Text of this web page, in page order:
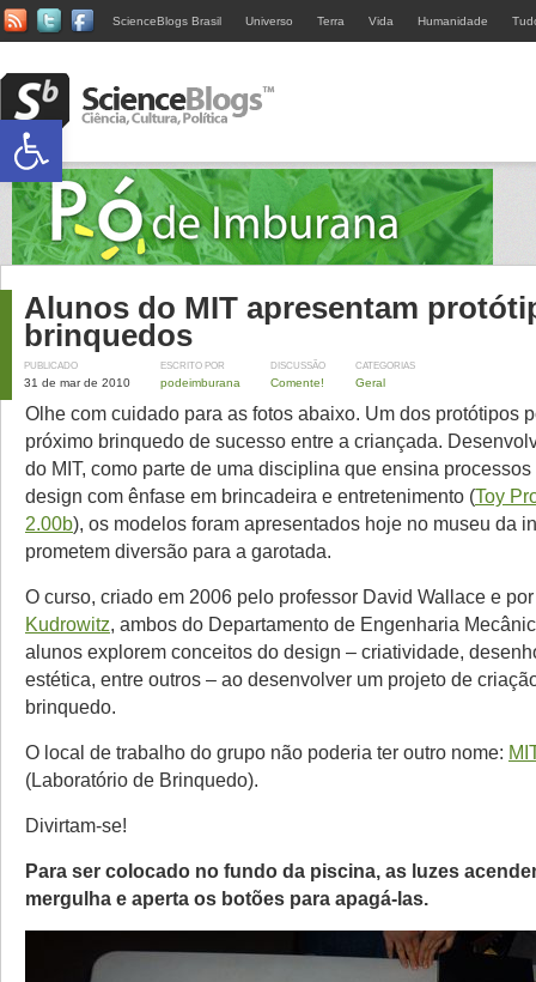
ScienceBlogs Brasil Universo Terra Vida Humanidade
Alunos do MIT apresentam
brinquedos
PUBLICADO
31 de mar de 2010
ESCRITO POR
podeimburana
DISCUSSÃO
Comente!
CATEGORIAS
Geral
Olhe com cuidado para as fotos abaixo. Um dos protótipos
próximo brinquedo de sucesso entre a criançada.
do MIT, como parte de uma disciplina que ensina
design com ênfase em brincadeira e entretenimento (Toy
2.00b), os modelos foram apresentados hoje no museu da
prometem diversão para a garotada.
O curso, criado em 2006 pelo professor David Wallace e
Kudrowitz, ambos do Departamento de Engenharia
alunos explorem conceitos do design – criatividade,
estética, entre outros – ao desenvolver um projeto de
brinquedo.
O local de trabalho do grupo não poderia ter outro nome:
(Laboratório de Brinquedo).
Divirtam-se!
Para ser colocado no fundo da piscina, as luzes
mergulha e aperta os botões para apagá-las.
Abrir a barra de ferramentas